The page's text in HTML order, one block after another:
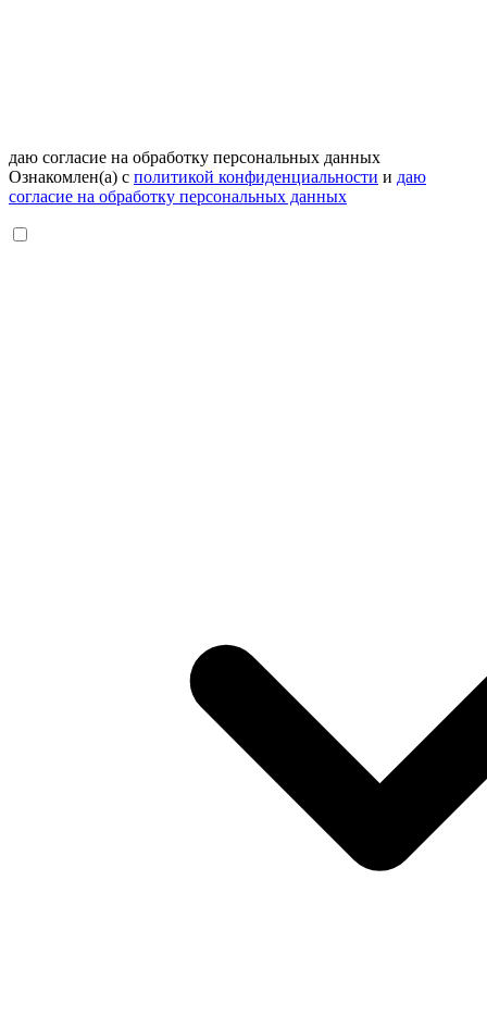
даю согласие на обработку персональных данных
Ознакомлен(а) с политикой конфиденциальности и даю
согласие на обработку персональных данных